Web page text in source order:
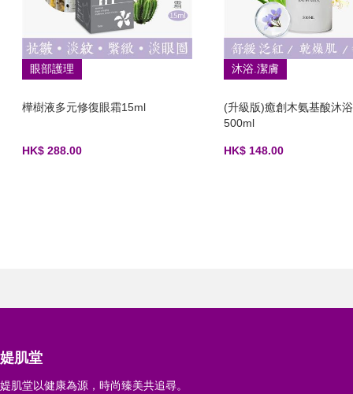
眼部護理
樺樹液多元修復眼霜15ml
HK$ 288.00
沐浴.潔膚
(升級版)癒創木氨基酸沐
500ml
HK$ 148.00
媞肌堂
媞肌堂以健康為源，時尚臻美共追尋。